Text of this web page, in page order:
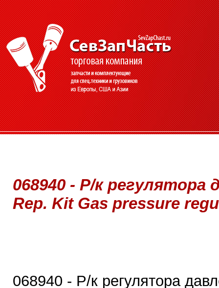
068940 - Р/к регулятора
Rep. Kit Gas pressure
068940 - Р/к регулятора